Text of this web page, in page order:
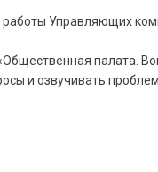
работы Управляющих
палата.
и озвучивать